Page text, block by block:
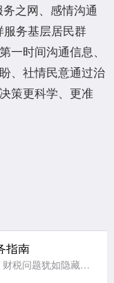
之网、感情沟通
服务基层居民群
一时间沟通信息、
、社情民意通过治
策更科学、更准
指南
对于徐州的中小微企业而言，财税问题犹如隐藏在暗处的礁石，随时可能给企业的稳定航行带来阻碍。首先，账务处理方面，许多中小微企业因人力、资金有限，缺乏专业的会计团队，导致账务混乱，账目不清，影响企业对自身